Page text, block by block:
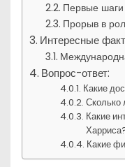
Первые шаги
Прорыв в
Интересные
Вопрос-ответ:
Какие
Сколько
Какие
Какие